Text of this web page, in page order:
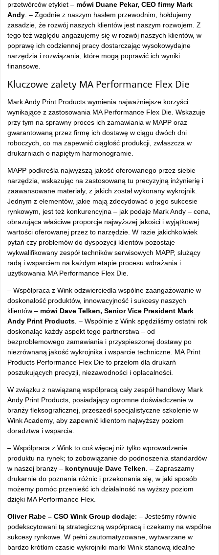
przetwórców etykiet – mówi Duane Pekar, CEO firmy Mark
Andy . – Zgodnie z naszym hasłem przewodnim, hołdujemy
zasadzie, że rozwój naszych klientów jest naszym rozwojem. Z
tego też względu angażujemy się w rozwój naszych klientów, w
poprawę ich codziennej pracy dostarczając wysokowydajne
narzędzia i rozwiązania, które mogą poprawić ich wyniki
finansowe.
Kluczowe zalety MA Performance Flex Die
Mark Andy Print Products wymienia najważniejsze korzyści
wynikające z zastosowania MA Performance Flex Die. Wskazuje
przy tym na sprawny proces ich zamawiania w MAPP oraz
gwarantowaną przez firmę ich dostawę w ciągu dwóch dni
roboczych, co ma zapewnić ciągłość produkcji, zwłaszcza w
drukarniach o napiętym harmonogramie.
MAPP podkreśla najwyższą jakość oferowanego przez siebie
narzędzia, wskazując na zastosowaną tu precyzyjną inżynierię i
zaawansowane materiały, z jakich został wykonany wykrojnik.
Jednym z elementów, jakie mają zdecydować o jego sukcesie
rynkowym, jest też konkurencyjna – jak podaje Mark Andy – cena,
obrazująca właściwe proporcje najwyższej jakości i wyjątkowej
wartości oferowanej przez to narzędzie. W razie jakichkolwiek
pytań czy problemów do dyspozycji klientów pozostaje
wykwalifikowany zespół techników serwisowych MAPP, służący
radą i wsparciem na każdym etapie procesu wdrażania i
użytkowania MA Performance Flex Die.
– Współpraca z Wink odzwierciedla wspólne zaangażowanie w
doskonałość produktów, innowacyjność i sukcesy naszych
klientów – mówi Dave Telken, Senior Vice President Mark
Andy Print Products . – Wspólnie z Wink spędziliśmy ostatni rok
doskonaląc każdy aspekt tego partnerstwa – od
bezproblemowego zamawiania i przyspieszonej dostawy po
niezrównaną jakość wykrojnika i wsparcie techniczne. MA Print
Products Performance Flex Die to przełom dla drukarń
poszukujących precyzji, niezawodności i opłacalności.
W związku z nawiązaną współpracą cały zespół handlowy Mark
Andy Print Products, posiadający ogromne doświadczenie w
branży fleksograficznej, przeszedł specjalistyczne szkolenie w
Wink Academy, aby zapewnić klientom najwyższy poziom
doradztwa i wsparcia.
– Współpraca z Wink to coś więcej niż tylko wprowadzenie
produktu na rynek; to zobowiązanie do podnoszenia standardów
w naszej branży – kontynuuje Dave Telken . – Zapraszamy
drukarnie do poznania różnic i przekonania się, w jaki sposób
możemy pomóc przenieść ich działalność na wyższy poziom
dzięki MA Performance Flex.
Oliver Rabe – CSO Wink Group dodaje: – Jesteśmy równie
podekscytowani tą strategiczną współpracą i czekamy na wspólne
sukcesy rynkowe. W pełni zautomatyzowane, wytwarzane w
bardzo krótkim czasie wykrojniki marki Wink stanową idealne